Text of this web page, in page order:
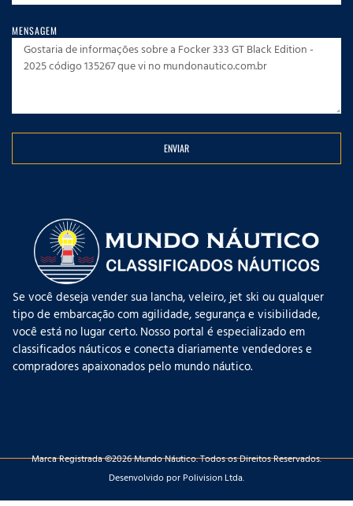
MENSAGEM
ENVIAR
Se você deseja vender sua lancha, veleiro, jet ski ou qualquer
tipo de embarcação com agilidade, segurança e visibilidade,
você está no lugar certo. Nosso portal é especializado em
classificados náuticos e conecta diariamente vendedores e
compradores apaixonados pelo mundo náutico.
Marca Registrada ©2026 Mundo Náutico. Todos os Direitos Reservados.
Desenvolvido por Polivision Ltda.